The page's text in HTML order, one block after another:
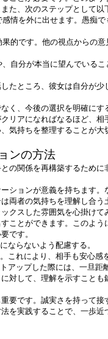
た、次のステップとして以
情を外に出せます。愚痴
的です。他の視点からの
自分が本当に望んでいる
たところ、彼女は自分が
く、今後の選択を明確に
リアになればなるほど、相
気持ちを整理することが
ンの方法
の関係を再構築するため
ションが意義を持ちます
両者の気持ちを理解し合う
クスした雰囲気を心掛け
ことができます。このよ
です。
ならないよう配慮する。
れにより、相手も安心感
アップした際には、一旦距
対して、理解を示すこと
要です。誠実さを持って
を実践することで、一歩近